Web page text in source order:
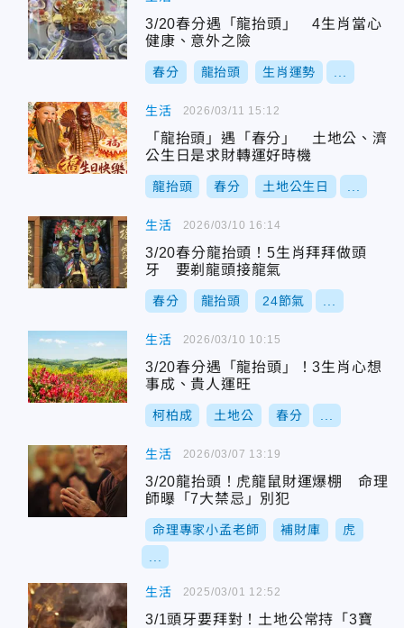
3/20春分遇「龍抬頭」 4生肖當心
健康、意外之險
春分 龍抬頭 生肖運勢
生活
「龍抬頭」遇「春分」 土地公、濟
公生日是求財轉運好時機
龍抬頭 春分 土地公生日
2026/03/11 15:12
生活
3/20春分龍抬頭！5生肖拜拜做頭
牙 要剃龍頭接龍氣
春分 龍抬頭 24節氣
2026/03/10 16:14
生活
3/20春分遇「龍抬頭」！3生肖心想
事成、貴人運旺
柯柏成 土地公 春分
2026/03/10 10:15
生活
3/20龍抬頭！虎龍鼠財運爆棚 命理
師曝「7大禁忌」別犯
命理專家小孟老師 補財庫 虎
2026/03/07 13:19
生活
3/1頭牙要拜對！土地公常持「3寶
2025/03/01 12:52